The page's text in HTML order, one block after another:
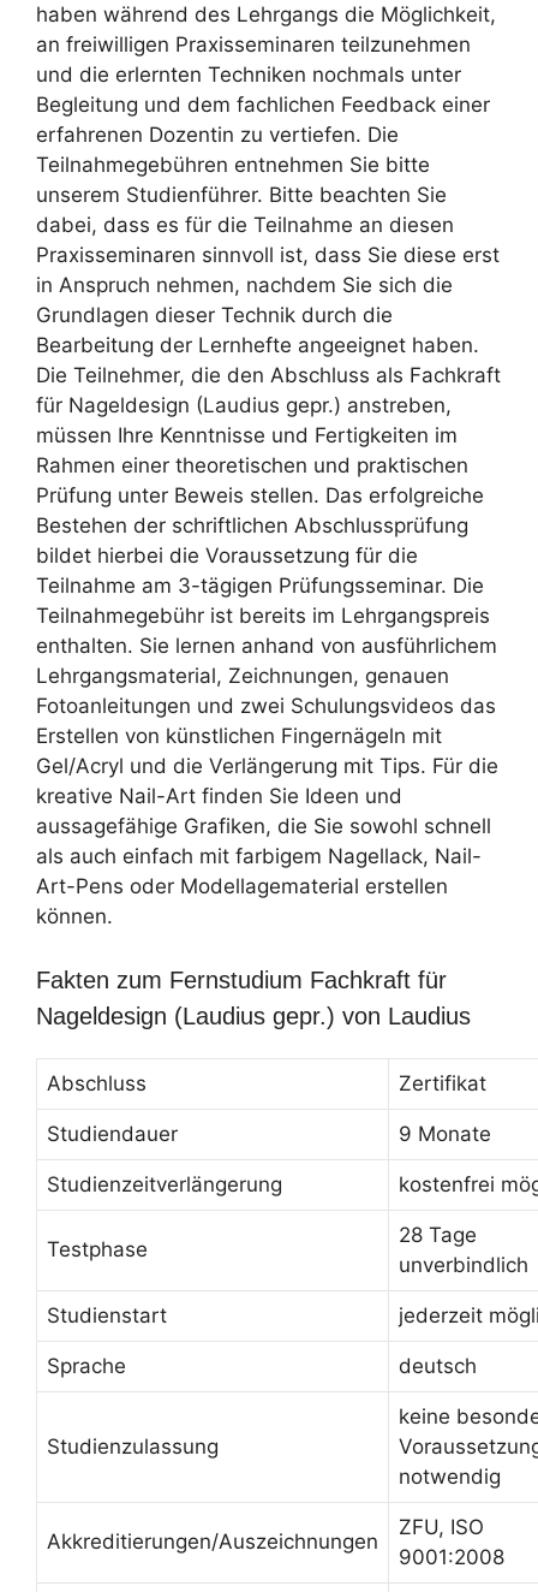
haben während des Lehrgangs die Möglichkeit,
an freiwilligen Praxisseminaren teilzunehmen
und die erlernten Techniken nochmals unter
Begleitung und dem fachlichen Feedback einer
erfahrenen Dozentin zu vertiefen. Die
Teilnahmegebühren entnehmen Sie bitte
unserem Studienführer. Bitte beachten Sie
dabei, dass es für die Teilnahme an diesen
Praxisseminaren sinnvoll ist, dass Sie diese erst
in Anspruch nehmen, nachdem Sie sich die
Grundlagen dieser Technik durch die
Bearbeitung der Lernhefte angeeignet haben.
Die Teilnehmer, die den Abschluss als Fachkraft
für Nageldesign (Laudius gepr.) anstreben,
müssen Ihre Kenntnisse und Fertigkeiten im
Rahmen einer theoretischen und praktischen
Prüfung unter Beweis stellen. Das erfolgreiche
Bestehen der schriftlichen Abschlussprüfung
bildet hierbei die Voraussetzung für die
Teilnahme am 3-tägigen Prüfungsseminar. Die
Teilnahmegebühr ist bereits im Lehrgangspreis
enthalten. Sie lernen anhand von ausführlichem
Lehrgangsmaterial, Zeichnungen, genauen
Fotoanleitungen und zwei Schulungsvideos das
Erstellen von künstlichen Fingernägeln mit
Gel/Acryl und die Verlängerung mit Tips. Für die
kreative Nail-Art finden Sie Ideen und
aussagefähige Grafiken, die Sie sowohl schnell
als auch einfach mit farbigem Nagellack, Nail-
Art-Pens oder Modellagematerial erstellen
können.
Fakten zum Fernstudium Fachkraft für
Nageldesign (Laudius gepr.) von Laudius
Abschluss Zertifikat
Studiendauer 9 Monate
Studienzeitverlängerung kostenfrei
Testphase
28 Tage
unverbindlich
Studienstart jederzeit
Sprache deutsch
Studienzulassung
keine
notwendig
Akkreditierungen/Auszeichnungen
ZFU, ISO
9001:2008